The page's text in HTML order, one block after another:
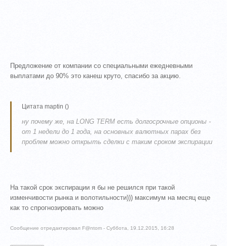
Предложение от компании со специальными ежедневными
выплатами до 90% это канеш круто, спасибо за акцию.
Цитата maptin ()
ну почему же, на LONG TERM есть долгосрочные опционы -
от 1 недели до 1 года, на основных валютных парах без
проблем можно открыть сделки с таким сроком экспирации
На такой срок экспирации я бы не решился при такой
изменчивости рынка и волотильности))) максимум на месяц еще
как то спрогнозировать можно
Сообщение отредактировалF@ntom -Суббота, 19.12.2015, 16:28